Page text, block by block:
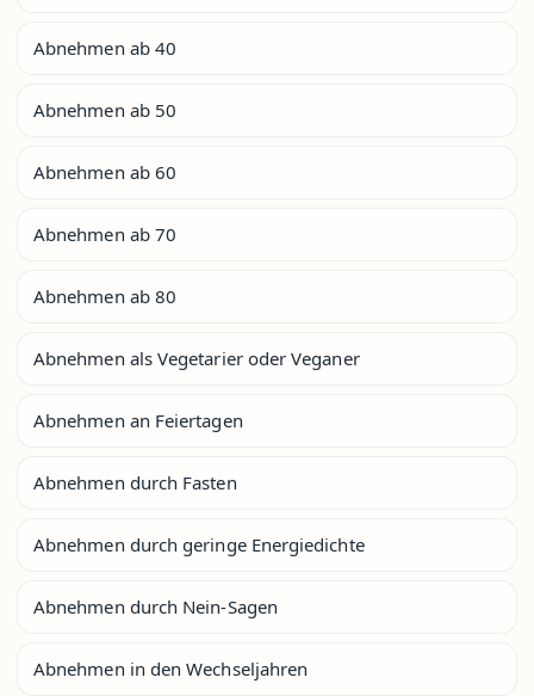
Abnehmen ab 40
Abnehmen ab 50
Abnehmen ab 60
Abnehmen ab 70
Abnehmen ab 80
Abnehmen als Vegetarier oder Veganer
Abnehmen an Feiertagen
Abnehmen durch Fasten
Abnehmen durch geringe Energiedichte
Abnehmen durch Nein-Sagen
Abnehmen in den Wechseljahren